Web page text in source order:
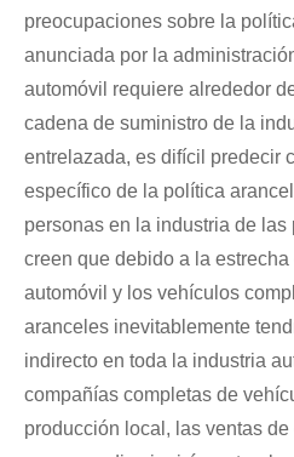
preocupaciones sobre la
anunciada por la
automóvil requiere alrededor
cadena de suministro de la
entrelazada, es difícil predecir
específico de la política
personas en la industria de
creen que debido a la estrecha
automóvil y los vehículos
aranceles inevitablemente
indirecto en toda la industria
compañías completas de
producción local, las ventas